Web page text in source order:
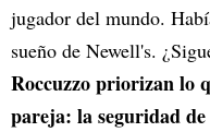
jugador del mundo.
sueño de Newell's.
Roccuzzo priorizan lo
pareja: la seguridad